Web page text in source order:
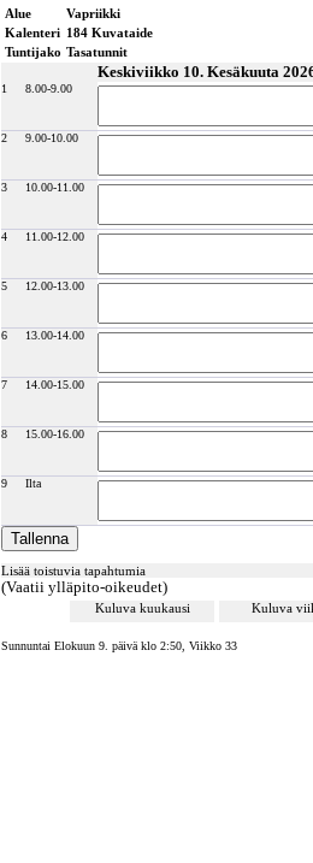
Alue
Vapriikki
Kalenteri 184 Kuvataide
Tuntijako Tasatunnit
Keskiviikko 10. Kesäkuuta
1 8.00-9.00
2 9.00-10.00
3 10.00-11.00
4 11.00-12.00
5 12.00-13.00
6 13.00-14.00
7 14.00-15.00
8 15.00-16.00
9 Ilta
Lisää toistuvia tapahtumia
(Vaatii ylläpito-oikeudet)
Kuluva kuukausi Kuluva
Sunnuntai Elokuun 9. päivä klo 2:50, Viikko 33